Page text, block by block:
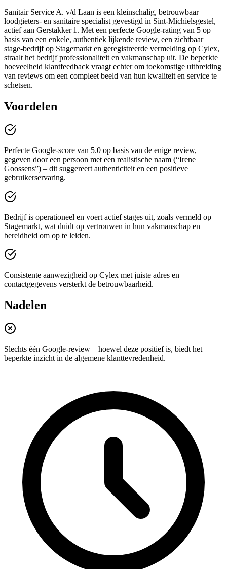
Sanitair Service A. v/d Laan is een kleinschalig, betrouwbaar
loodgieters- en sanitaire specialist gevestigd in Sint‑Michielsgestel,
actief aan Gerstakker 1. Met een perfecte Google-rating van 5 op
basis van een enkele, authentiek lijkende review, een zichtbaar
stage‑bedrijf op Stagemarkt en geregistreerde vermelding op Cylex,
straalt het bedrijf professionaliteit en vakmanschap uit. De beperkte
hoeveelheid klantfeedback vraagt echter om toekomstige uitbreiding
van reviews om een compleet beeld van hun kwaliteit en service te
schetsen.
Voordelen
Perfecte Google-score van 5.0 op basis van de enige review,
gegeven door een persoon met een realistische naam (“Irene
Goossens”) – dit suggereert authenticiteit en een positieve
gebruikerservaring.
Bedrijf is operationeel en voert actief stages uit, zoals vermeld op
Stagemarkt, wat duidt op vertrouwen in hun vakmanschap en
bereidheid om op te leiden.
Consistente aanwezigheid op Cylex met juiste adres en
contactgegevens versterkt de betrouwbaarheid.
Nadelen
Slechts één Google-review – hoewel deze positief is, biedt het
beperkte inzicht in de algemene klanttevredenheid.